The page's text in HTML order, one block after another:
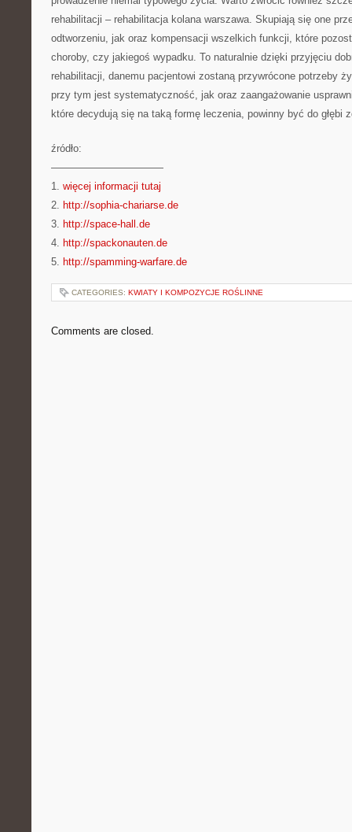
rehabilitacji – rehabilitacja kolana warszawa. Skupiają się one
odtworzeniu, jak oraz kompensacji wszelkich funkcji, które
choroby, czy jakiegoś wypadku. To naturalnie dzięki przyjęciu
rehabilitacji, danemu pacjentowi zostaną przywrócone potrzeby
przy tym jest systematyczność, jak oraz zaangażowanie
które decydują się na taką formę leczenia, powinny być do głębi
źródło:
———————————
1. więcej informacji tutaj
2. http://sophia-chariarse.de
3. http://space-hall.de
4. http://spackonauten.de
5. http://spamming-warfare.de
CATEGORIES: KWIATY I KOMPOZYCJE ROŚLINNE
Comments are closed.